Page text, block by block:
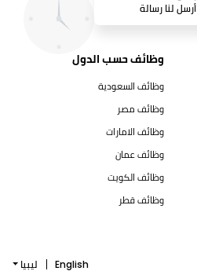
أرسل لنا رسالة
وظائف حسب الدول
وظائف السعودية
وظائف مصر
وظائف الامارات
وظائف عمان
وظائف الكويت
وظائف قطر
English ليبيا